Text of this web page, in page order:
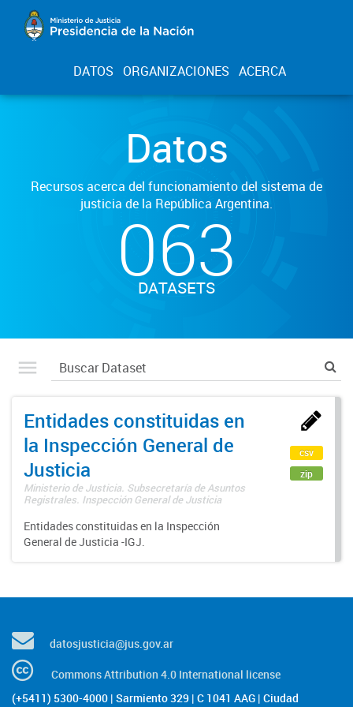
DATOS ORGANIZACIONES ACERCA
Datos
Recursos acerca del funcionamiento del sistema de
justicia de la República Argentina.
063
DATASETS
Entidades constituidas en
la Inspección General de
Justicia
Ministerio de Justicia. Subsecretaría de Asuntos
Registrales. Inspección General de Justicia
Entidades constituidas en la Inspección
General de Justicia -IGJ.
csv
zip
datosjusticia@jus.gov.ar
Commons Attribution 4.0 International license
(+5411) 5300-4000 | Sarmiento 329 | C 1041 AAG | Ciudad